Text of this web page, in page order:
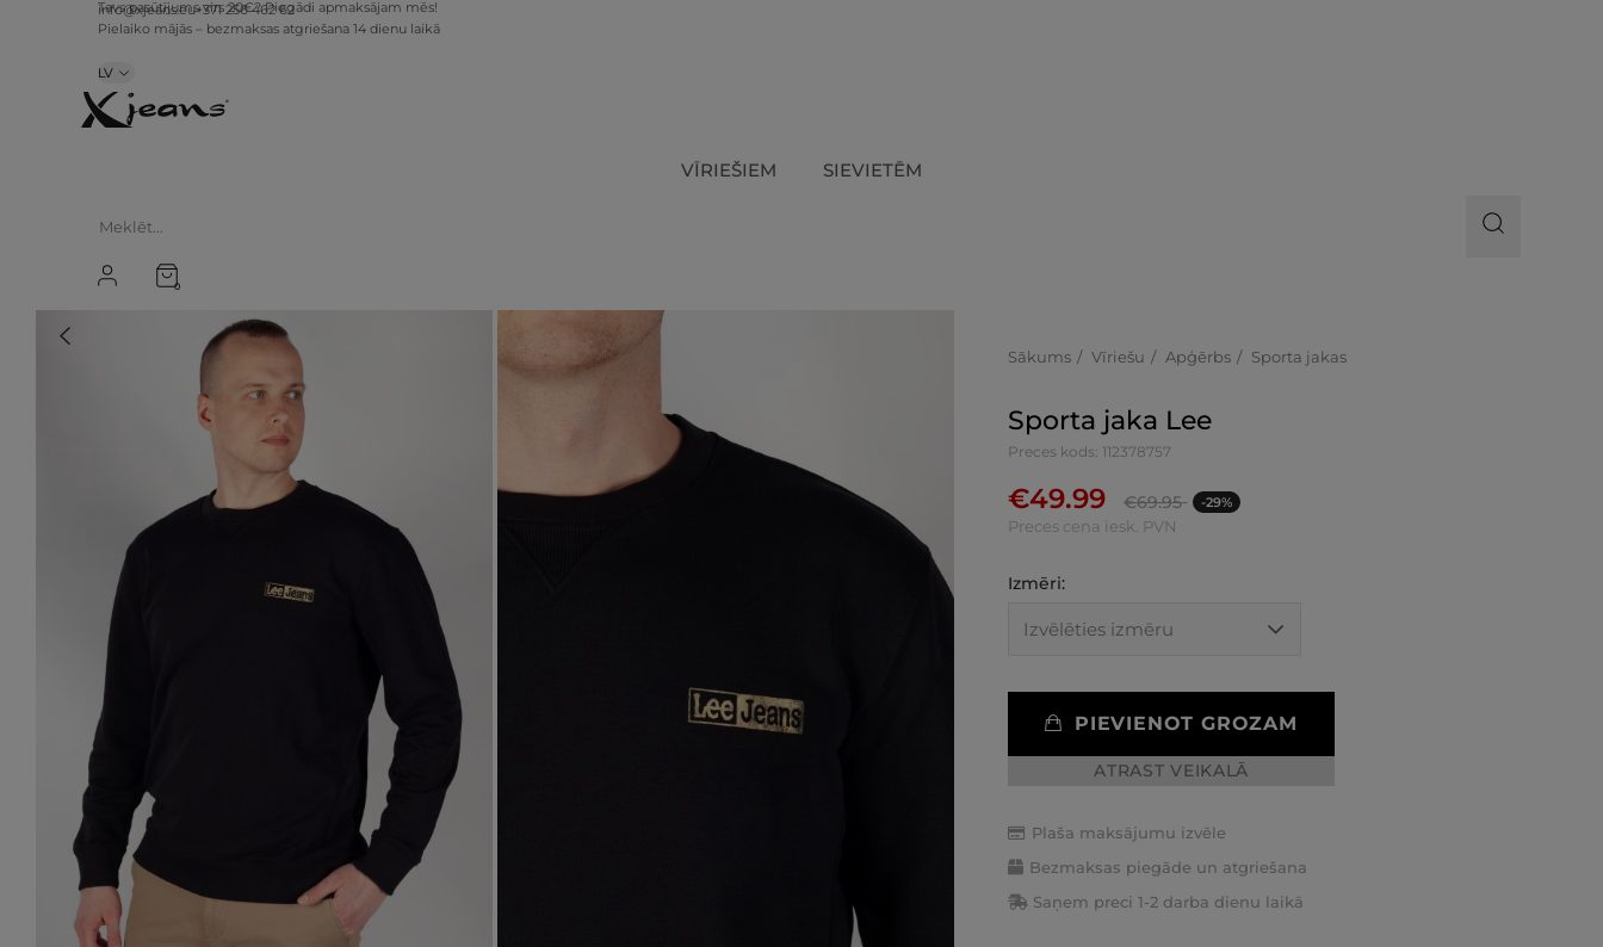
info@xjeans.eu+371 256 462 62
Tavs pasūtījums virs 20€? Piegādi apmaksājam mēs!
LV
VĪRIEŠIEM SIEVIETĒM
0
Sākums Vīriešu Apģērbs Sporta jakas
Sporta jaka Lee
Preces kods: 112378757
€49.99 €69.95 -29%
Preces cena iesk. PVN
Izmēri:
PIEVIENOT GROZAM
ATRAST VEIKALĀ
Plaša maksājumu izvēle
Bezmaksas piegāde un atgriešana
Saņem preci 1-2 darba dienu laikā